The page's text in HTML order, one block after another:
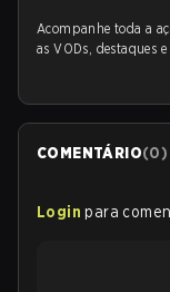
Acompanhe toda a
as VODs, destaques
COMENTÁRIO(0)
Login para